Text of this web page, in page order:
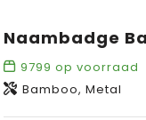
9799 op voorraad
Bamboo, Metal